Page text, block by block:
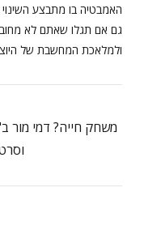
האמבטיה בו מתבצע השינוי
גם אם תגלו שאתם לא
ולמלאכת המחשבת של
משחק חייה? דמי מור